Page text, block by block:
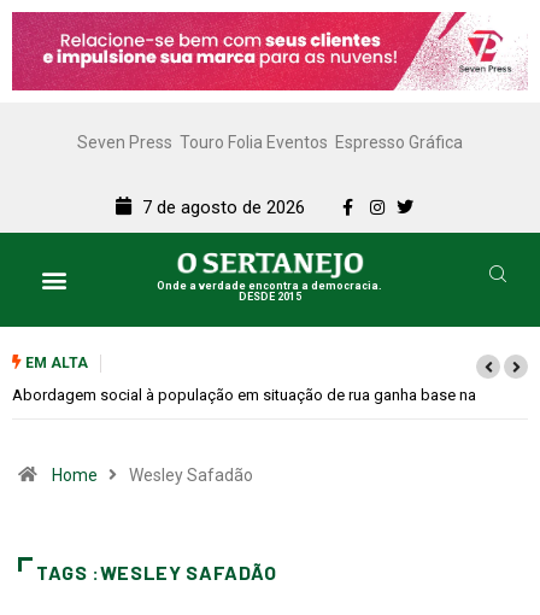
Seven Press Touro Folia Eventos Espresso Gráfica
7 de agosto de 2026
Onde a verdade encontra a democracia.
DESDE 2015
EM ALTA
situação de rua ganha base na Cemitérios terão horário especial e
Home Wesley Safadão
TAGS :WESLEY SAFADÃO